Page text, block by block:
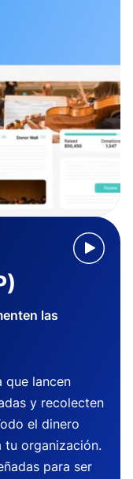
las
que lancen
y recolecten
el dinero
tu organización.
para ser